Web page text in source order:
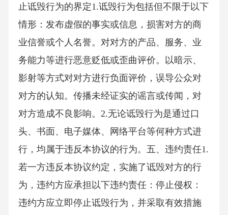
止诋毁行为的界定1.诋毁行为包括但不限于以下
情形：发布虚假的事实或信息，损害对方的商
业信誉或个人名誉。对对方的产品、服务、业
务能力等进行恶意贬低或歪曲评价。以暗示、
影射等方式对对方进行负面评价，误导公众对
对方的认知。传播未经证实的谣言或传闻，对
对方造成不良影响。2.无论诋毁行为是通过口
头、书面、电子媒体、网络平台等何种方式进
行，均属于违反本协议的行为。五、违约责任1.
若一方违反本协议约定，实施了诋毁对方的行
为，违约方应承担以下违约责任：停止侵权：
违约方应立即停止诋毁行为，并采取有效措施